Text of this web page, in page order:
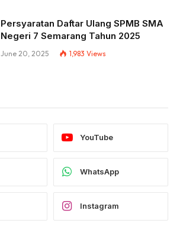
Persyaratan Daftar Ulang SPMB SMA
Negeri 7 Semarang Tahun 2025
June 20, 2025 1,983 Views
YouTube
WhatsApp
Instagram